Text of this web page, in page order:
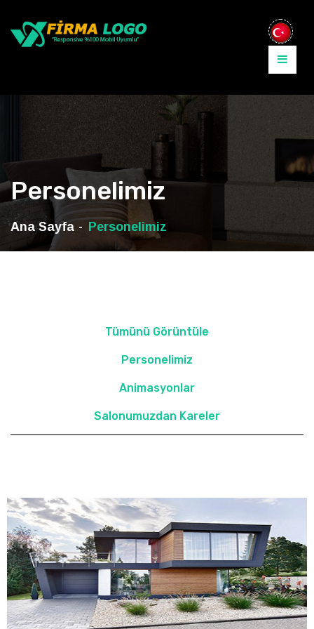
Personelimiz
Ana Sayfa Personelimiz
Tümünü Görüntüle
Personelimiz
Animasyonlar
Salonumuzdan Kareler